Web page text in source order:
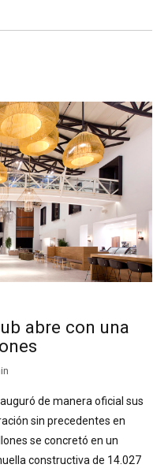
abre con una
de manera oficial sus
sin precedentes en
se concretó en un
constructiva de 14.027